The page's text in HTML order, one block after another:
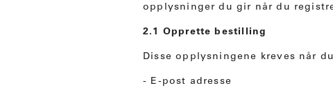
opplysninger du gir når du
2.1 Opprette bestilling
Disse opplysningene kreves når
- E-post adresse